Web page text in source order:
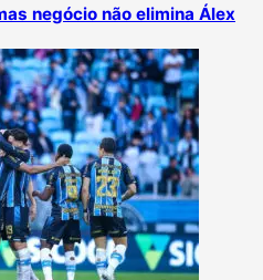
negócio não elimina Álex